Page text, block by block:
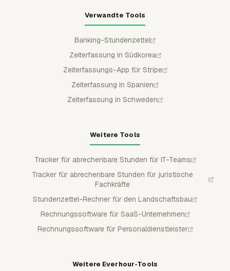
Verwandte Tools
Banking-Stundenzettel
Zeiterfassung in Südkorea
Zeiterfassungs-App für Stripe
Zeiterfassung in Spanien
Zeiterfassung in Schweden
Weitere Tools
Tracker für abrechenbare Stunden für IT-Teams
Tracker für abrechenbare Stunden für juristische
Fachkräfte
Stundenzettel-Rechner für den Landschaftsbau
Rechnungssoftware für SaaS-Unternehmen
Rechnungssoftware für Personaldienstleister
Weitere Everhour-Tools